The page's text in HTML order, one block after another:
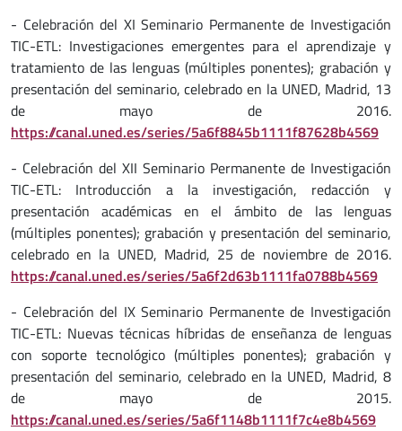
- Celebración del XI Seminario Permanente de Investigación
TIC-ETL: Investigaciones emergentes para el aprendizaje y
tratamiento de las lenguas (múltiples ponentes); grabación y
presentación del seminario, celebrado en la UNED, Madrid, 13
de mayo de 2016.
https://canal.uned.es/series/5a6f8845b1111f87628b4569
- Celebración del XII Seminario Permanente de Investigación
TIC-ETL: Introducción a la investigación, redacción y
presentación académicas en el ámbito de las lenguas
(múltiples ponentes); grabación y presentación del seminario,
celebrado en la UNED, Madrid, 25 de noviembre de 2016.
https://canal.uned.es/series/5a6f2d63b1111fa0788b4569
- Celebración del IX Seminario Permanente de Investigación
TIC-ETL: Nuevas técnicas híbridas de enseñanza de lenguas
con soporte tecnológico (múltiples ponentes); grabación y
presentación del seminario, celebrado en la UNED, Madrid, 8
de mayo de 2015.
https://canal.uned.es/series/5a6f1148b1111f7c4e8b4569